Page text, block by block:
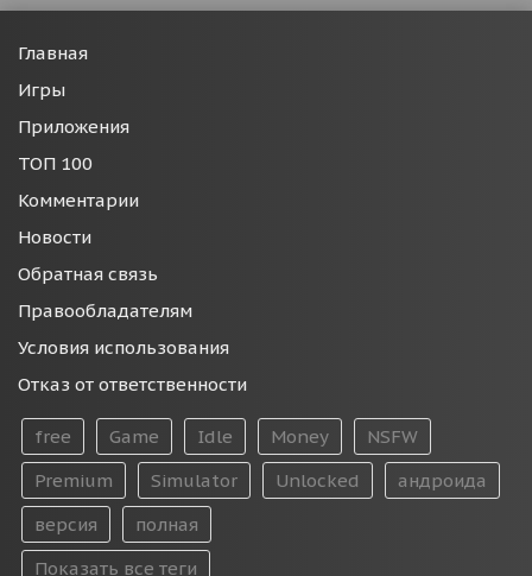
Главная
Игры
Приложения
ТОП 100
Комментарии
Новости
Обратная связь
Правообладателям
Условия использования
Отказ от ответственности
free Game Idle Money
NSFW
Premium
Simulator Unlocked
андроида
версия
полная
Показать все теги